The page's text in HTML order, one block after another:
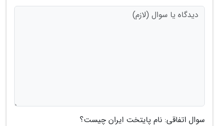
سوال اتفاقی: نام پایتخت ایران چیست؟